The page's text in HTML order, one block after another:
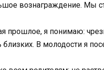
вознаграждение. Мы
прошлое, я понимаю:
близких. В молодости я